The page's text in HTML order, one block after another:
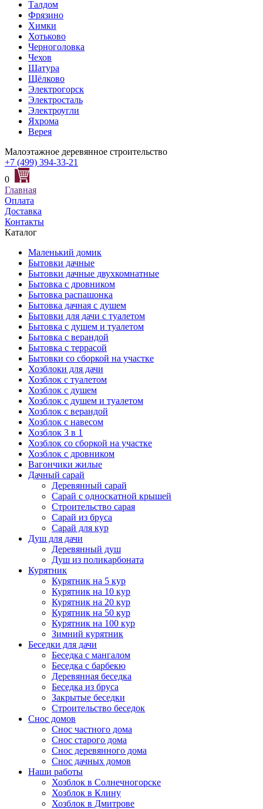
Талдом
Фрязино
Химки
Хотьково
Черноголовка
Чехов
Шатура
Щёлково
Электрогорск
Электросталь
Электроугли
Яхрома
Верея
Малоэтажное деревянное строительство
+7 (499) 394-33-21
0
Главная
Оплата
Доставка
Контакты
Каталог
Маленький домик
Бытовки дачные
Бытовки дачные двухкомнатные
Бытовка с дровником
Бытовка распашонка
Бытовка дачная с душем
Бытовки для дачи с туалетом
Бытовка с душем и туалетом
Бытовка с верандой
Бытовка с террасой
Бытовки со сборкой на участке
Хозблоки для дачи
Хозблок с туалетом
Хозблок с душем
Хозблок с душем и туалетом
Хозблок с верандой
Хозблок с навесом
Хозблок 3 в 1
Хозблок со сборкой на участке
Хозблок с дровником
Вагончики жилые
Дачный сарай
Деревянный сарай
Cарай с односкатной крышей
Строительство сарая
Сарай из бруса
Сарай для кур
Душ для дачи
Деревянный душ
Душ из поликарбоната
Курятник
Курятник на 5 кур
Курятник на 10 кур
Курятник на 20 кур
Курятник на 50 кур
Курятник на 100 кур
Зимний курятник
Беседки для дачи
Беседка с мангалом
Беседка с барбекю
Деревянная беседка
Беседка из бруса
Закрытые беседки
Строительство беседок
Снос домов
Снос частного дома
Снос старого дома
Снос деревянного дома
Снос дачных домов
Наши работы
Хозблок в Солнечногорске
Хозблок в Клину
Хозблок в Дмитрове